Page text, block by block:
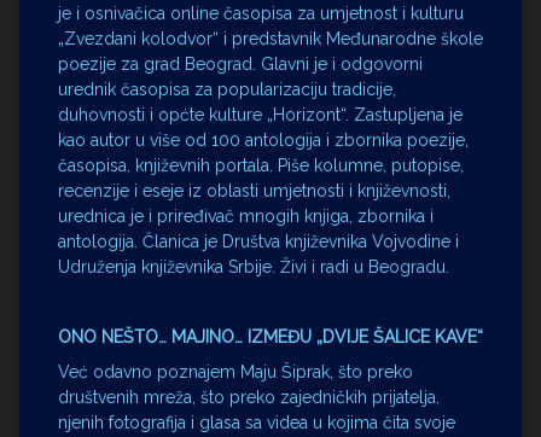
je i osnivačica online časopisa za umjetnost i kulturu
„Zvezdani kolodvor“ i predstavnik Međunarodne škole
poezije za grad Beograd. Glavni je i odgovorni
urednik časopisa za popularizaciju tradicije,
duhovnosti i općte kulture „Horizont“. Zastupljena je
kao autor u više od 100 antologija i zbornika poezije,
časopisa, književnih portala. Piše kolumne, putopise,
recenzije i eseje iz oblasti umjetnosti i književnosti,
urednica je i priređivač mnogih knjiga, zbornika i
antologija. Članica je Društva književnika Vojvodine i
Udruženja književnika Srbije. Živi i radi u Beogradu.
ONO NEŠTO… MAJINO… IZMEĐU „DVIJE ŠALICE KAVE“
Već odavno poznajem Maju Šiprak, što preko
društvenih mreža, što preko zajedničkih prijatelja,
njenih fotografija i glasa sa videa u kojima čita svoje